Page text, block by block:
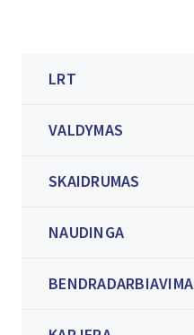
LRT
VALDYMAS
SKAIDRUMAS
NAUDINGA